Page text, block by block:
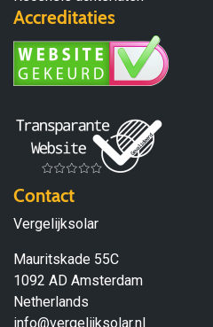
Accreditaties
Contact
Vergelijksolar
Mauritskade 55C
1092 AD Amsterdam
Netherlands
info@vergelijksolar.nl